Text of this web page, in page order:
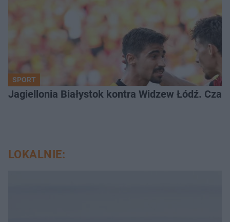
SPORT
Jagiellonia Białystok kontra Widzew Łódź.
LOKALNIE: